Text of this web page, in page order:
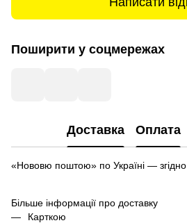
Поширити у соцмережах
Доставка Оплата
«Нововю поштою» по Україні —
Більше інформації про доставку
Карткою